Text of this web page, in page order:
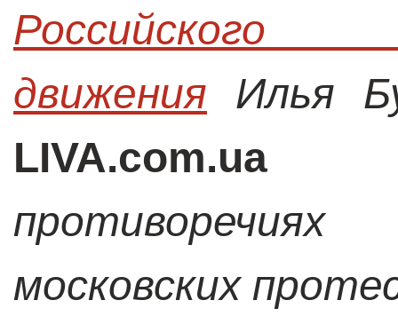
Российского
движения Илья
LIVA.com.ua
московских